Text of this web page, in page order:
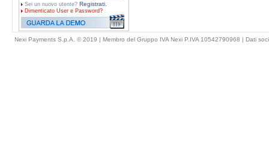
Sei un nuovo utente? Registrati.
Dimenticato User e Password?
Nexi Payments S.p.A. © 2019 | Membro del Gruppo IVA Nexi P.IVA 10542790968 | Dati